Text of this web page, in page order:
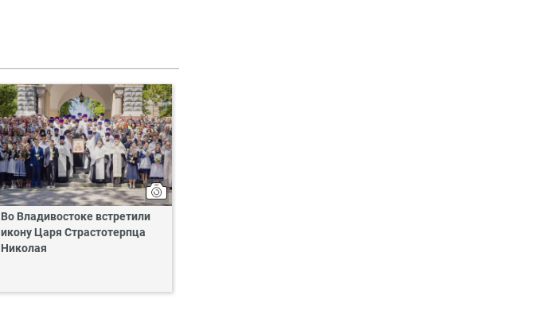
Во Владивостоке встретили
икону Царя Страстотерпца
Николая